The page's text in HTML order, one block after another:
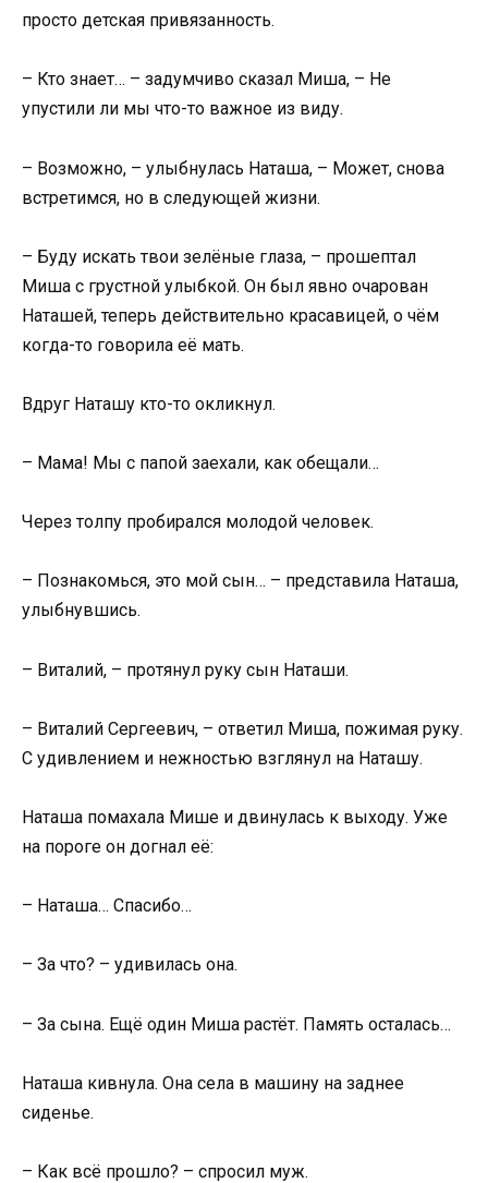
просто детская привязанность.
– Кто знает… – задумчиво сказал Миша, – Не
упустили ли мы что-то важное из виду.
– Возможно, – улыбнулась Наташа, – Может, снова
встретимся, но в следующей жизни.
– Буду искать твои зелёные глаза, – прошептал
Миша с грустной улыбкой. Он был явно очарован
Наташей, теперь действительно красавицей, о чём
когда-то говорила её мать.
Вдруг Наташу кто-то окликнул.
– Мама! Мы с папой заехали, как обещали…
Через толпу пробирался молодой человек.
– Познакомься, это мой сын… – представила Наташа,
улыбнувшись.
– Виталий, – протянул руку сын Наташи.
– Виталий Сергеевич, – ответил Миша, пожимая руку.
С удивлением и нежностью взглянул на Наташу.
Наташа помахала Мише и двинулась к выходу. Уже
на пороге он догнал её:
– Наташа… Спасибо…
– За что? – удивилась она.
– За сына. Ещё один Миша растёт. Память осталась…
Наташа кивнула. Она села в машину на заднее
сиденье.
– Как всё прошло? – спросил муж.